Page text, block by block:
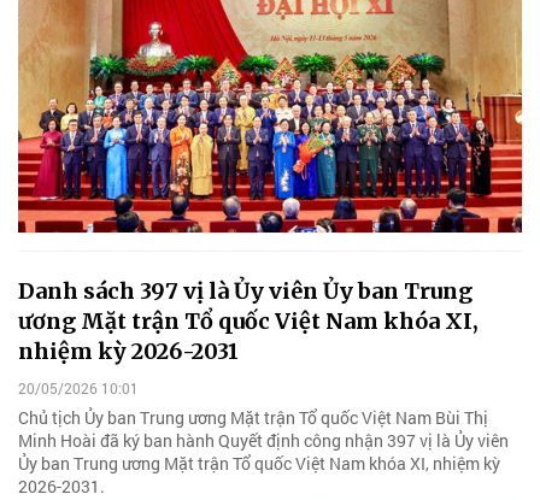
Danh sách 397 vị là Ủy viên Ủy ban Trung
ương Mặt trận Tổ quốc Việt Nam khóa XI,
nhiệm kỳ 2026-2031
20/05/2026 10:01
Chủ tịch Ủy ban Trung ương Mặt trận Tổ quốc Việt Nam Bùi Thị
Minh Hoài đã ký ban hành Quyết định công nhận 397 vị là Ủy viên
Ủy ban Trung ương Mặt trận Tổ quốc Việt Nam khóa XI, nhiệm kỳ
2026-2031.